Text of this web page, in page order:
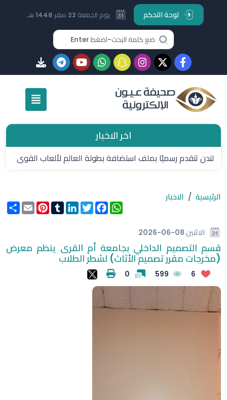
لوحة التحكم يوم الجمعة 22 صفر 1448 هـ
اخر الاخبار
لندن تتقدم رسميًا بملف استضافة بطولة العالم لألعاب القوى
الرئيسية الاخبار
انشرEmail
PinterestTumblrLinkedInTwitter
Facebook
WhatsApp
الاثنين 2026-06-08
قسم التصميم الداخلي بجامعة أم القرى ينظم معرض
(مخرجات مقرر تصميم الأثاث) لشطر الطلاب
6
599
0